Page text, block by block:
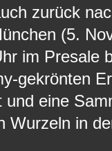
zurück
(5.
im Presale
gekrönten
und eine
Wurzeln in